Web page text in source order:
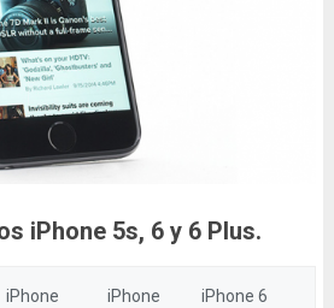
iPhone 5s, 6 y 6 Plus.
iPhone
iPhone
iPhone 6